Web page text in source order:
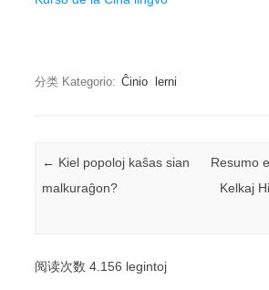
分类 Kategorio: Ĉinio lerni
Post navigation
← Kiel popoloj kaŝas sian
malkuraĝon?
Resumo
Kelkaj
阅读次数 4.156 legintoj